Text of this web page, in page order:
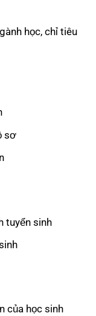
học, chỉ tiêu
sơ
tuyển sinh
của học sinh